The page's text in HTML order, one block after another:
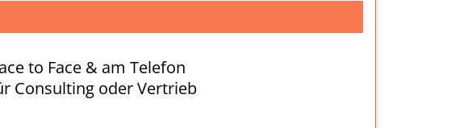
to Face & am Telefon
Consulting oder Vertrieb